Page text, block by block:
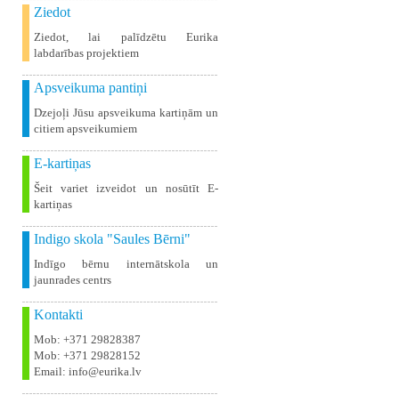
Ziedot
Ziedot, lai palīdzētu Eurika
labdarības projektiem
Apsveikuma pantiņi
Dzejoļi Jūsu apsveikuma kartiņām un
citiem apsveikumiem
E-kartiņas
Šeit variet izveidot un nosūtīt E-
kartiņas
Indigo skola "Saules Bērni"
Indīgo bērnu internātskola un
jaunrades centrs
Kontakti
Mob: +371 29828387
Mob: +371 29828152
Email: info@eurika.lv